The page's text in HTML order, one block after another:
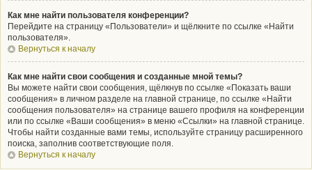
Как мне найти пользователя конференции?
Перейдите на страницу «Пользователи» и щёлкните по ссылке «Найти
пользователя».
Вернуться к началу
Как мне найти свои сообщения и созданные мной темы?
Вы можете найти свои сообщения, щёлкнув по ссылке «Показать ваши
сообщения» в личном разделе на главной странице, по ссылке «Найти
сообщения пользователя» на странице вашего профиля на конференции
или по ссылке «Ваши сообщения» в меню «Ссылки» на главной странице.
Чтобы найти созданные вами темы, используйте страницу расширенного
поиска, заполнив соответствующие поля.
Вернуться к началу